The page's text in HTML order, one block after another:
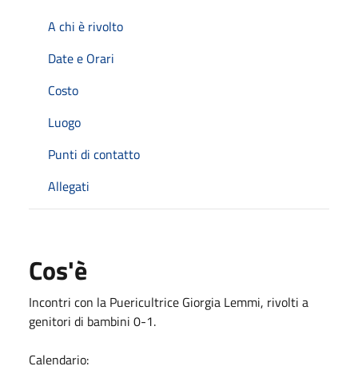
A chi è rivolto
Date e Orari
Costo
Luogo
Punti di contatto
Allegati
Cos'è
Incontri con la Puericultrice Giorgia Lemmi, rivolti a
genitori di bambini 0-1.
Calendario: